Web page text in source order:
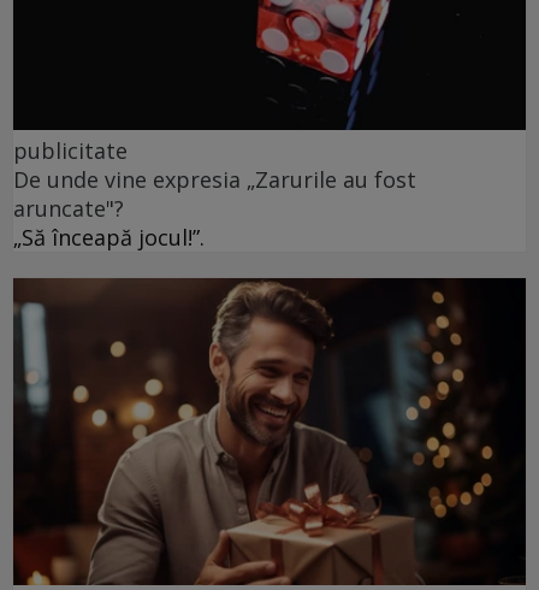
publicitate
De unde vine expresia „Zarurile au fost
aruncate"?
„Să înceapă jocul!”.